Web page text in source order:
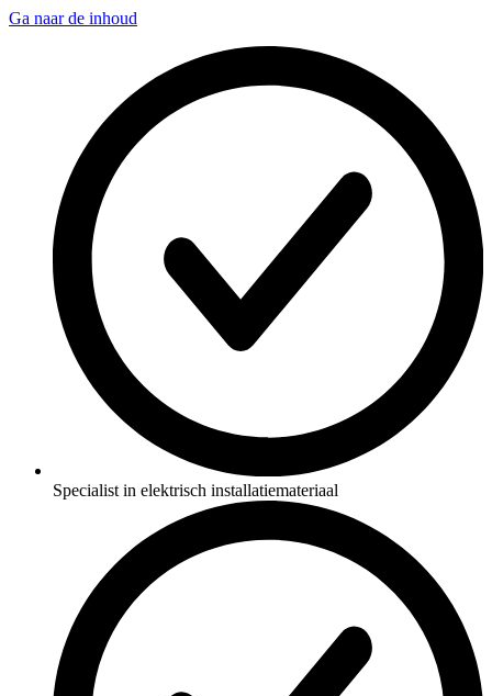
Ga naar de inhoud
Specialist in elektrisch installatiemateriaal